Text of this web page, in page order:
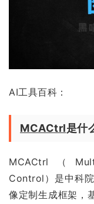
AI工具百科：
MCACtrl是什
MCACtrl（
Control）是中科
像定制生成框架，